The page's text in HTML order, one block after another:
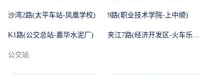
沙湾2路(太平车站-凤凰学校) 9路(职业技术学院-上中顺)
K1路(公交总站-嘉华水泥厂) 夹江7路(经济开发区-火车乐山北站)
公交站